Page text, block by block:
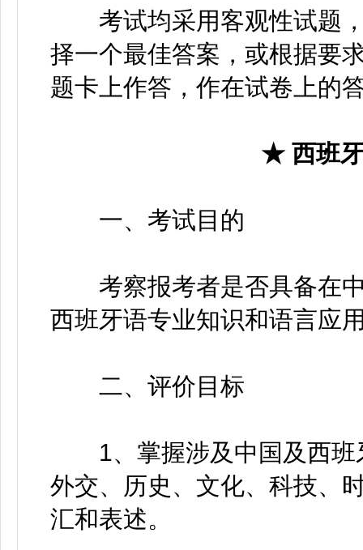
考试均采用客观性试题，
择一个最佳答案，或根据要
题卡上作答，作在试卷上的
★ 西班
一、考试目的
考察报考者是否具备在中
西班牙语专业知识和语言应
二、评价目标
1、掌握涉及中国及西班
外交、历史、文化、科技、
汇和表述。